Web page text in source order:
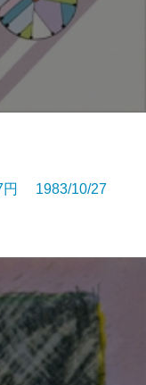
円 1983/10/27